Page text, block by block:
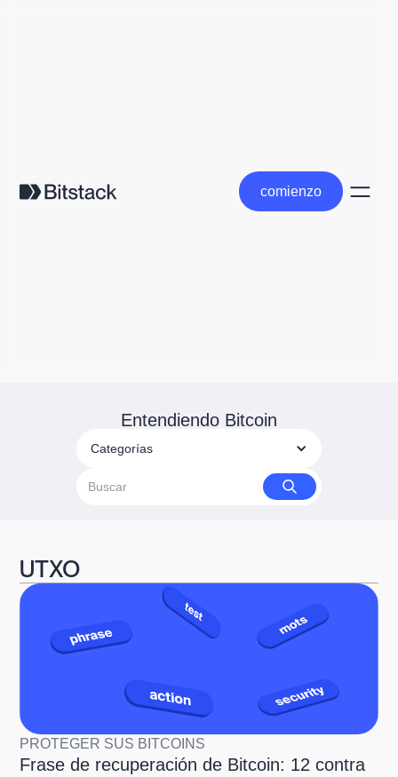
comienzo
comienzo
Entendiendo Bitcoin
Categorías
UTXO
PROTEGER SUS BITCOINS
Frase de recuperación de Bitcoin: 12 contra